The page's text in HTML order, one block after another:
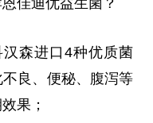
佳迪优益生菌？
森进口4种优质菌
良、便秘、腹泻等
效果 ；